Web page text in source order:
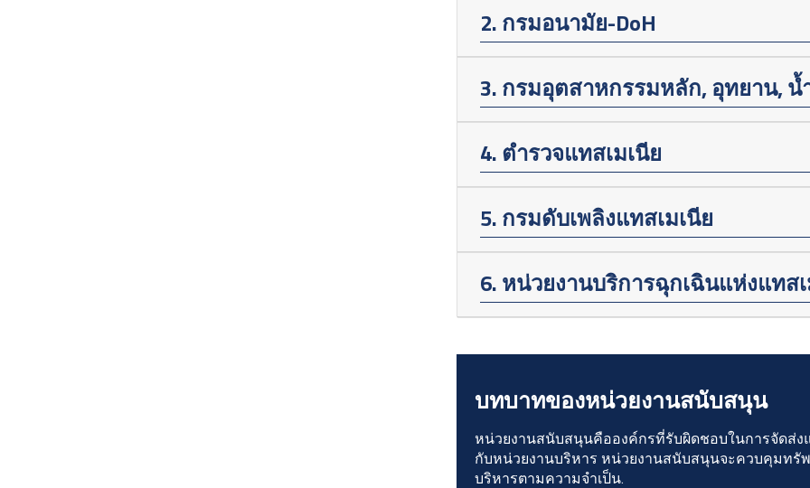
2. กรมอนามัย-DoH
3. กรมอุตสาหกรรมหลัก, อุทยาน, น้
4. ตำรวจแทสเมเนีย
5. กรมดับเพลิงแทสเมเนีย
6. หน่วยงานบริการฉุกเฉินแห่งแทส
บทบาทของหน่วยงานสนับสนุน
หน่วยงานสนับสนุนคือองค์กรที่รับผิดชอบในการจัดส่
กับหน่วยงานบริหาร หน่วยงานสนับสนุนจะควบคุมทรั
บริหารตามความจำเป็น.